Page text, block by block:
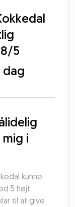
5
dag
i
kunne
5 højt
til at give